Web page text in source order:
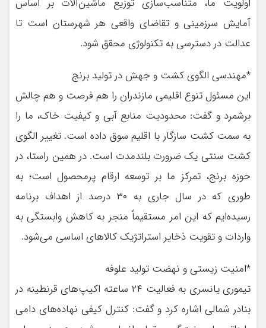
اولویت ما، متناسب‌سازی توزیع ماشین‌آلات بر اساس
آمایش سرزمینی و تقاضای واقعی هر شهرستان است تا
عدالت در دسترسی به تکنولوژی محقق شود.
*مهندسی الگوی کشت و جهش در تولید برنج
این مسئول تنوع اقلیمی مازندران را هم فرصت و هم چالش
برشمرد و گفت: محدودیت منابع آبی و کیفیت خاک، ما را
به سمت کشت سازگار با اقلیم سوق داده است. تغییر الگوی
کشت سنتی یک ضرورت بلندمدت است. در همین راستا، در
حوزه برنج، تمرکز ما بر توسعه ارقام پرمحصول است؛ به
طوری که در سال جاری به ۳۰ درصد از اهداف برنامه
رسیده‌ایم که این امر مستقیماً منجر به کاهش وابستگی به
واردات و تقویت ذخایر استراتژیک کالا‌های اساسی می‌شود.
*امنیت زیستی و نهضت تولید علوفه
تیموری یانسری به فعالیت ۲۴ ساعته اکیپ‌های قرنطینه در
بنادر شمالی اشاره کرد و گفت: کنترل کیفی نهاده‌های دامی